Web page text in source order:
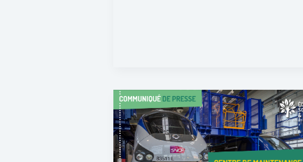
Centre
de
maintenance
privé